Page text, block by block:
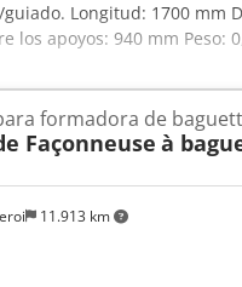
Longitud: 1700 mm
los apoyos: 940 mm Peso:
11.913 km
formadora de
Façonneuse à